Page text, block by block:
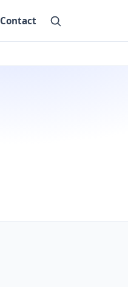
Contact